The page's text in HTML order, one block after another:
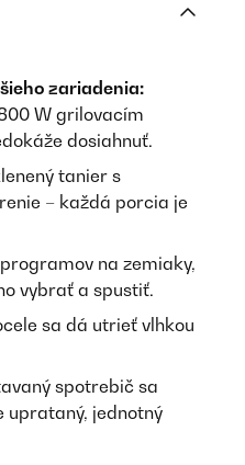
zariadenia:
W grilovacím
dosiahnuť.
tanier s
– každá porcia je
na zemiaky,
vybrať a spustiť.
sa dá utrieť vlhkou
spotrebič sa
uprataný, jednotný